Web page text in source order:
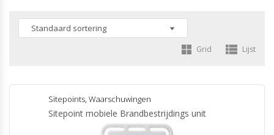
Grid Lijst
Sitepoints, Waarschuwingen
Sitepoint mobiele Brandbestrijdings unit